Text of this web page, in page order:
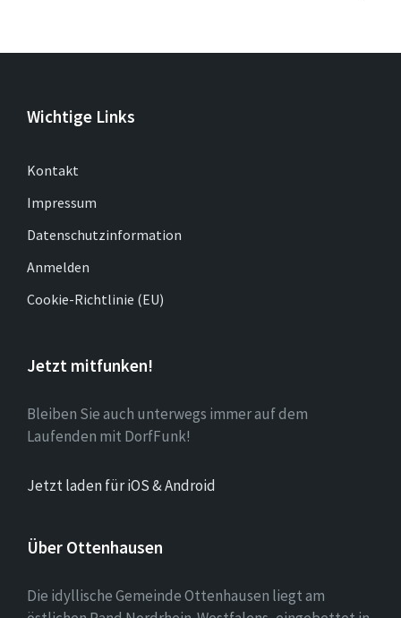
Wichtige Links
Kontakt
Impressum
Datenschutzinformation
Anmelden
Cookie-Richtlinie (EU)
Jetzt mitfunken!
Bleiben Sie auch unterwegs immer auf dem
Laufenden mit DorfFunk!
Jetzt laden für iOS & Android
Über Ottenhausen
Die idyllische Gemeinde Ottenhausen liegt am